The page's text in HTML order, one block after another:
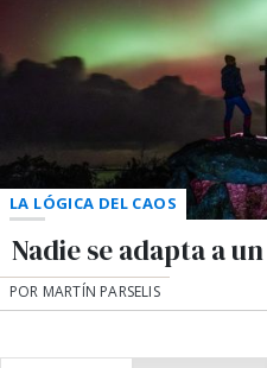
LA LÓGICA DEL CAOS
Nadie se adapta a
POR MARTÍN PARSELIS